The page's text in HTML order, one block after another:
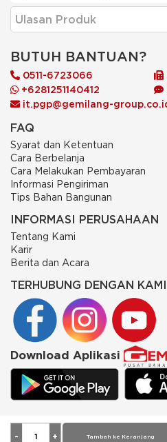
Tambah ke Keranjang
Ulasan Produk
BUTUH BANTUAN?
0511-6723066
+6281251140412
it.pgp@gemilang-
FAQ
Syarat dan Ketentuan
Cara Berbelanja
Cara Melakukan Pembayaran
Informasi Pengiriman
Tips Bahan Bangunan
INFORMASI PERUSAHAAN
Tentang Kami
Karir
Berita dan Acara
TERHUBUNG DENGAN KAMI
Download Aplikasi
© 2026 PT Putra Gemilang